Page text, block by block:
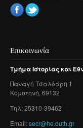
Επικοινωνία
ΤμήμαΙστορίαςκαι
Παναγή Τσαλδάρη 1
Κομοτηνή, 69132
Τηλ: 25310-39462
Email:secr@he.duth.gr